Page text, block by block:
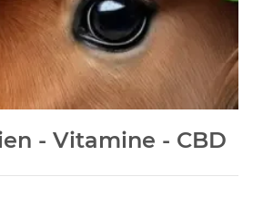
- Vitamine - CBD